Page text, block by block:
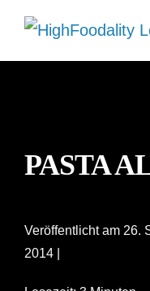
Zum
Inhalt
PASTA
Veröffentlicht am 26.
2014 |